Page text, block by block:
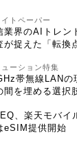
イトペーパー
業界のAIトレ
が捉えた「転換
ューション特集
帯無線LAN
間を埋める選択
、楽天モバ
eSIM提供開始